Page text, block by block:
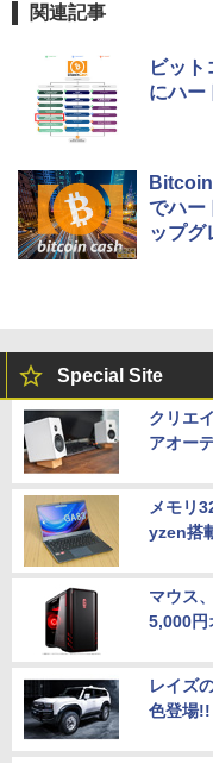
関連記事
ビット
にハー
でハー
ップグ
Special Site
クリエ
アオー
メモリ
yzen搭
マウス
5,000円
レイズ
色登場!!